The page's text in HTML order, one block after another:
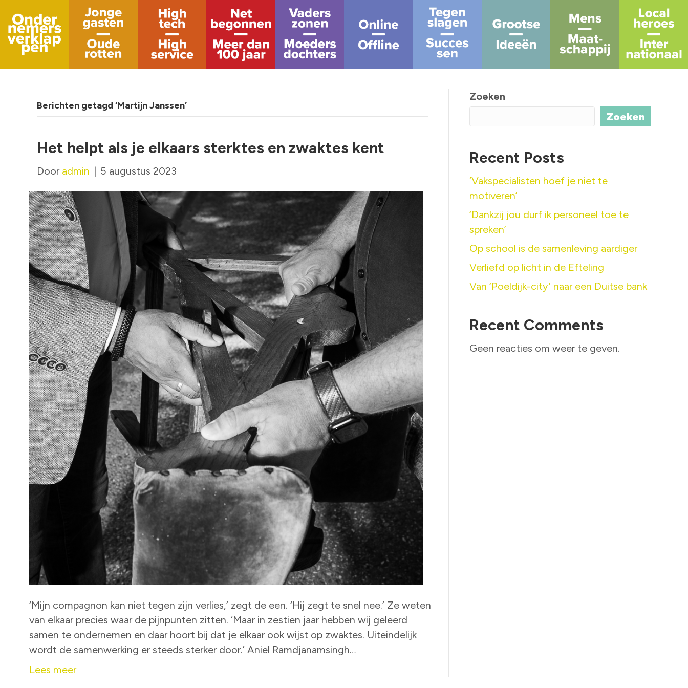
Berichten getagd ‘Martijn Janssen’
Het helpt als je elkaars sterktes en zwaktes kent
Door admin | 5 augustus 2023
‘Mijn compagnon kan niet tegen zijn verlies,’ zegt de een. ‘Hij zegt te snel nee.’ Ze weten
van elkaar precies waar de pijnpunten zitten. ‘Maar in zestien jaar hebben wij geleerd
samen te ondernemen en daar hoort bij dat je elkaar ook wijst op zwaktes. Uiteindelijk
wordt de samenwerking er steeds sterker door.’ Aniel Ramdjanamsingh…
Lees meer
Zoeken
Zoeken
Recent Posts
‘Vakspecialisten hoef je niet te
motiveren’
‘Dankzij jou durf ik personeel toe te
spreken’
Op school is de samenleving aardiger
Verliefd op licht in de Efteling
Van ‘Poeldijk-city’ naar een Duitse bank
Recent Comments
Geen reacties om weer te geven.